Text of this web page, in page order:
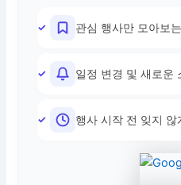
관심 행사만 모아보
일정 변경 및 새로운
행사 시작 전 잊지 않